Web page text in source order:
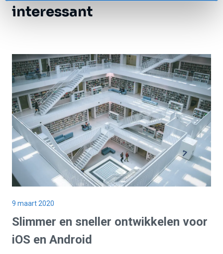
interessant
9 maart 2020
Slimmer en sneller ontwikkelen voor
iOS en Android